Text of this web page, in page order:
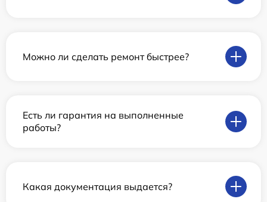
Можно ли сделать ремонт быстрее?
Есть ли гарантия на выполненные
работы?
Какая документация выдается?